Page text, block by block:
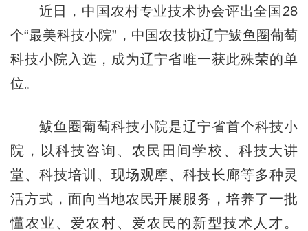
近日，中国农村专业技术协会评出全国28
个“最美科技小院”，中国农技协辽宁鲅鱼圈葡萄
科技小院入选，成为辽宁省唯一获此殊荣的单
位。
鲅鱼圈葡萄科技小院是辽宁省首个科技小
院，以科技咨询、农民田间学校、科技大讲
堂、科技培训、现场观摩、科技长廊等多种灵
活方式，面向当地农民开展服务，培养了一批
懂农业、爱农村、爱农民的新型技术人才。